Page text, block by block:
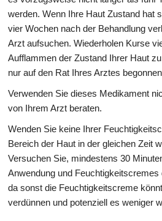
werden. Wenn Ihre Haut Zustand hat
vier Wochen nach der Behandlung
Arzt aufsuchen. Wiederholen Kurse
Aufflammen der Zustand Ihrer Haut
nur auf den Rat Ihres Arztes
Verwenden Sie dieses Medikament
von Ihrem Arzt beraten.
Wenden Sie keine Ihrer
Bereich der Haut in der gleichen Zeit
Versuchen Sie, mindestens 30
Anwendung und
da sonst die Feuchtigkeitscreme
verdünnen und potenziell es weniger